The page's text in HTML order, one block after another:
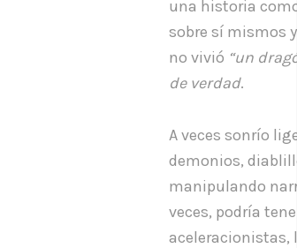
una historia
sobre sí mismos
no vivió “un
de verdad.
A veces sonrío
demonios,
manipulando
veces, podría
aceleracionistas,